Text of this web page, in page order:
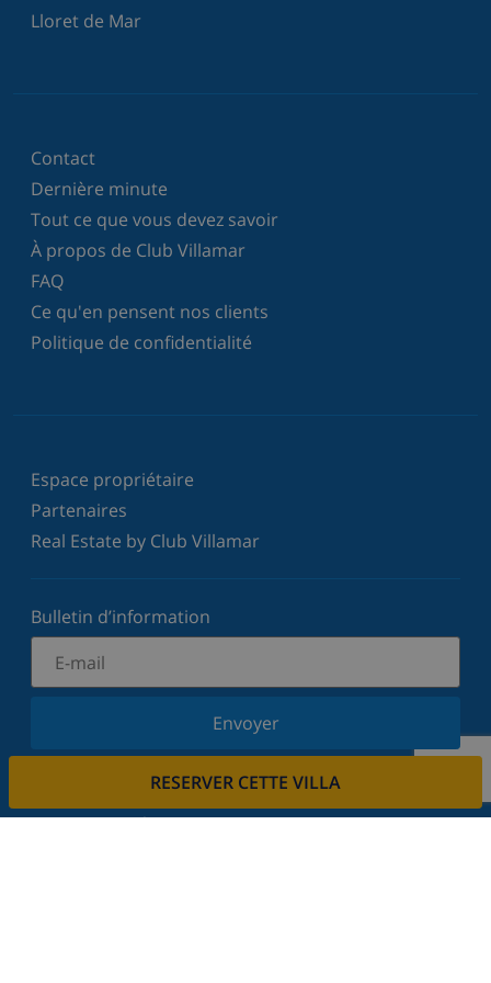
RESERVER CETTE VILLA
Lloret de Mar
Contact
Dernière minute
Tout ce que vous devez savoir
À propos de Club Villamar
FAQ
Ce qu'en pensent nos clients
Politique de confidentialité
Espace propriétaire
Partenaires
Real Estate by Club Villamar
Bulletin d’information
Envoyer
Inscrivez-vous à notre newsletter et restez informé
votre vie privée.